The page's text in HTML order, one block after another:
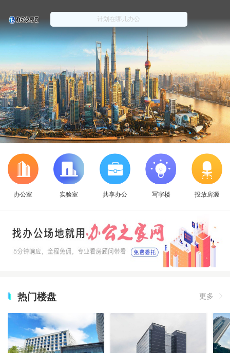
办公室 实验室 共享办公 写字楼 投放房源
热门楼盘 更多